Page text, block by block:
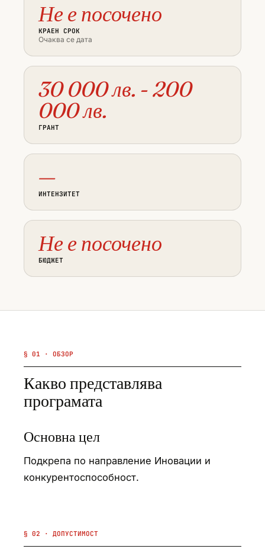
Не е посочено
КРАЕН СРОК
Очаква се дата
30 000 лв. - 200
000 лв.
ГРАНТ
—
ИНТЕНЗИТЕТ
Не е посочено
БЮДЖЕТ
§ 01 · ОБЗОР
Какво представлява
програмата
Основна цел
Подкрепа по направление Иновации и
конкурентоспособност.
§ 02 · ДОПУСТИМОСТ